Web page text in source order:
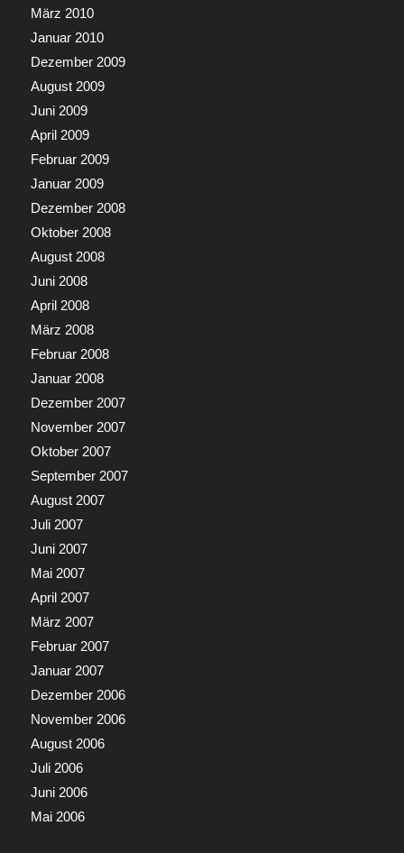
März 2010
Januar 2010
Dezember 2009
August 2009
Juni 2009
April 2009
Februar 2009
Januar 2009
Dezember 2008
Oktober 2008
August 2008
Juni 2008
April 2008
März 2008
Februar 2008
Januar 2008
Dezember 2007
November 2007
Oktober 2007
September 2007
August 2007
Juli 2007
Juni 2007
Mai 2007
April 2007
März 2007
Februar 2007
Januar 2007
Dezember 2006
November 2006
August 2006
Juli 2006
Juni 2006
Mai 2006